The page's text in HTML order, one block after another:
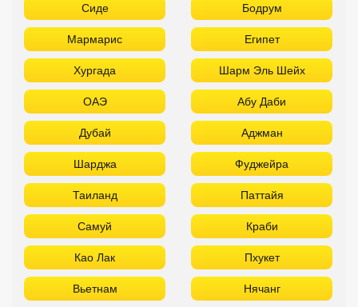
Сиде Бодрум
Мармарис Египет
Хургада Шарм Эль Шейх
ОАЭ Абу Даби
Дубай Аджман
Шарджа Фуджейра
Таиланд Паттайя
Самуй Краби
Као Лак Пхукет
Вьетнам Нячанг